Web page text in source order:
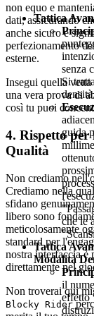
Tattica
senza
Si
guida
che le
Tattica
Modalità
il
effetto
non equo e
dati, assicurando
anche sicuro e
perfezionamento
esterne.
Insegui quella
una vera prova di
così tu puoi
4. Rispetto
Qualità
Non crediamo
Crediamo nella
sfidano
libero sono
meticolosamente
standard per
nostra interfaccia è
direttamente nel
Non troverai qui
Blocky Rider